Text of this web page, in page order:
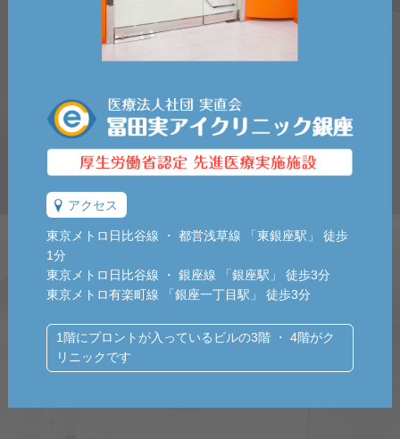
アクセス
東京メトロ日比谷線 ・ 都営浅草線 「東銀座駅」 徒歩
1分
東京メトロ日比谷線 ・ 銀座線 「銀座駅」 徒歩3分
東京メトロ有楽町線 「銀座一丁目駅」 徒歩3分
1階にプロントが入っているビルの3階 ・ 4階がク
リニックです